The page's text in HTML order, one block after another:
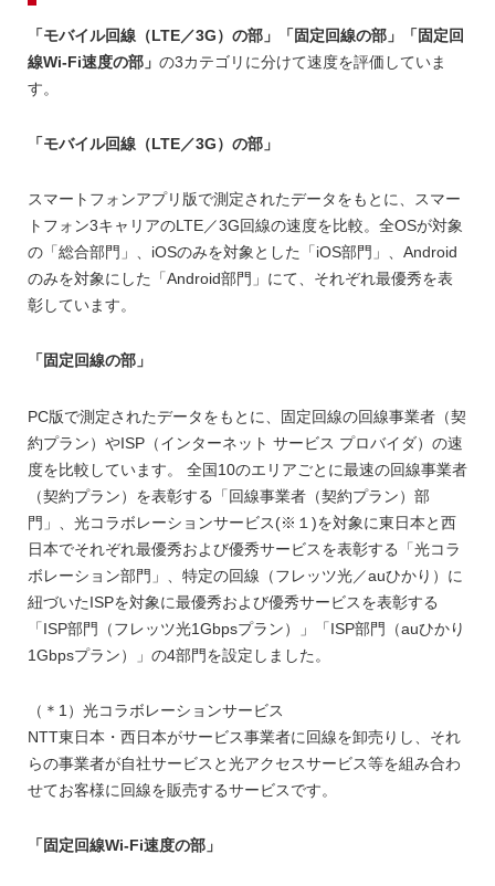
「モバイル回線（LTE／3G）の部」「固定回線の部」「固定回
線Wi-Fi速度の部」 の3カテゴリに分けて速度を評価していま
す。
「モバイル回線（LTE／3G）の部」
スマートフォンアプリ版で測定されたデータをもとに、スマー
トフォン3キャリアのLTE／3G回線の速度を比較。全OSが対象
の「総合部門」、iOSのみを対象とした「iOS部門」、Android
のみを対象にした「Android部門」にて、それぞれ最優秀を表
彰しています。
「固定回線の部」
PC版で測定されたデータをもとに、固定回線の回線事業者（契
約プラン）やISP（インターネット サービス プロバイダ）の速
度を比較しています。 全国10のエリアごとに最速の回線事業者
（契約プラン）を表彰する「回線事業者（契約プラン）部
門」、光コラボレーションサービス(※１)を対象に東日本と西
日本でそれぞれ最優秀および優秀サービスを表彰する「光コラ
ボレーション部門」、特定の回線（フレッツ光／auひかり）に
紐づいたISPを対象に最優秀および優秀サービスを表彰する
「ISP部門（フレッツ光1Gbpsプラン）」「ISP部門（auひかり
1Gbpsプラン）」の4部門を設定しました。
（＊1）光コラボレーションサービス
NTT東日本・西日本がサービス事業者に回線を卸売りし、それ
らの事業者が自社サービスと光アクセスサービス等を組み合わ
せてお客様に回線を販売するサービスです。
「固定回線Wi-Fi速度の部」